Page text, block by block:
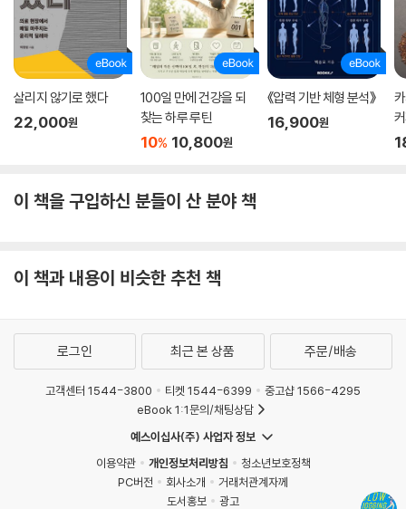
살리지 않기로 했다
22,000원
100일 만에 건강을 되
찾는 하루 루틴
10% 10,800원
《압력 기반 체형 분석》
16,900원
이 책을 구입하신 분들이 산 분야 책
이 책과 내용이 비슷한 추천 책
로그인 최근 본 상품 주문/배송
고객센터 1544-3800 티켓 1544-6399
중고샵 1566-4295
eBook 1:1문의/채팅상담
예스이십사(주) 사업자 정보
이용약관
개인정보처리방침
청소년보호정책
PC버전
회사소개
거래처관계자께
도서홍보
광고